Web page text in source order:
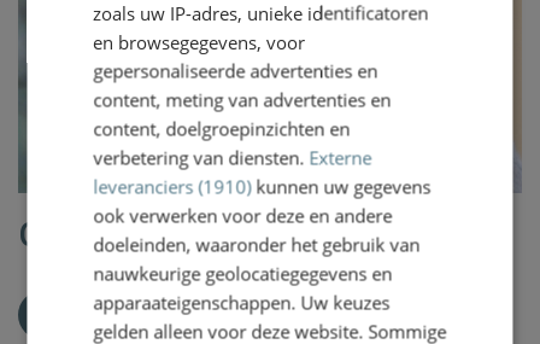
Clara Tilanus
ct@vanww.nl
zoals uw IP-adres, unieke identificatoren
en browsegegevens, voor
gepersonaliseerde advertenties en
content, meting van advertenties en
content, doelgroepinzichten en
verbetering van diensten. Externe
leveranciers (1910)kunnen uw gegevens
ook verwerken voor deze en andere
doeleinden, waaronder het gebruik van
nauwkeurige geolocatiegegevens en
apparaateigenschappen. Uw keuzes
gelden alleen voor deze website. Sommige